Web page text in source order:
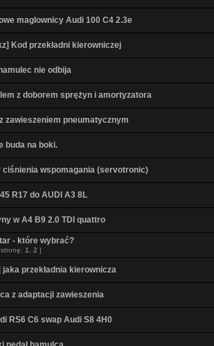
maglownicy Audi 100 C4 2.3e
Kod przekładni kierowniczej
nie odbija
z doborem sprężyn i amortyzatora
zawieszeniem pneumatycznym
buda na boki.
ciśnienia wspomagania (servotronic)
R17 do AUDI A3 8L
w A4 B9 2.0 TDI quattro
- które wybrać?
1 2 ]
jaka przekładnia kierownicza
z adaptacji zawieszenia
RS6 C6 swap Audi S8 4H0